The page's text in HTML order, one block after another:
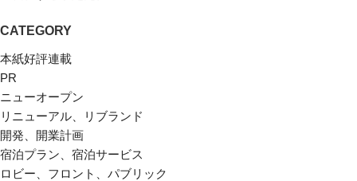
CATEGORY
本紙好評連載
PR
ニューオープン
リニューアル、リブランド
開発、開業計画
宿泊プラン、宿泊サービス
ロビー、フロント、パブリック